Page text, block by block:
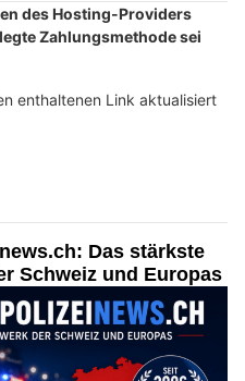
des Hosting-Providers
Zahlungsmethode sei
enthaltenen Link aktualisiert
Das stärkste
Schweiz und Europas